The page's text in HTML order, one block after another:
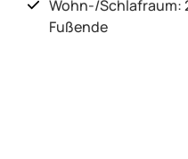
Wohn-/Schlafraum:
Fußende